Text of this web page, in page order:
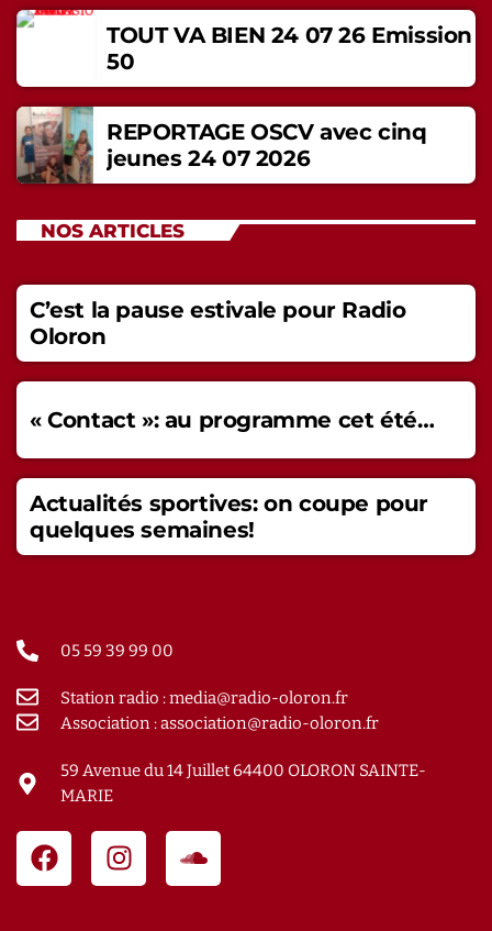
TOUT VA BIEN 24 07 26 Emission
50
REPORTAGE OSCV avec cinq
jeunes 24 07 2026
NOS ARTICLES
C’est la pause estivale pour Radio
Oloron
« Contact »: au programme cet été…
Actualités sportives: on coupe pour
quelques semaines!
05 59 39 99 00
Station radio : media@radio-oloron.fr
Association : association@radio-oloron.fr
59 Avenue du 14 Juillet 64400 OLORON SAINTE-
MARIE